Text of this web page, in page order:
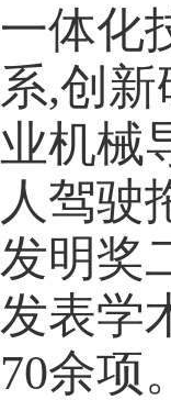
一体化
系,创新
业机械
人驾驶
发明奖
发表学
70余项